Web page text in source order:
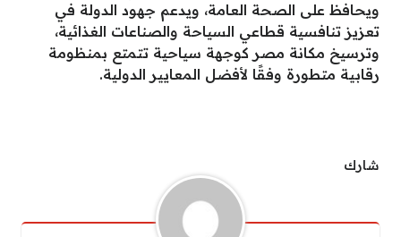
ويحافظ على الصحة العامة، ويدعم جهود الدولة في
تعزيز تنافسية قطاعي السياحة والصناعات الغذائية،
وترسيخ مكانة مصر كوجهة سياحية تتمتع بمنظومة
رقابية متطورة وفقًا لأفضل المعايير الدولية.
شارك